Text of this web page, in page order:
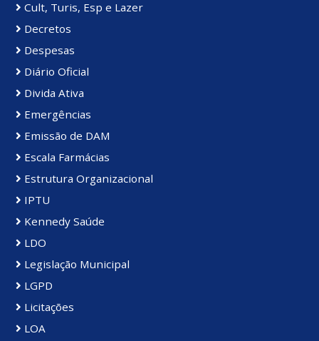
Cult, Turis, Esp e Lazer
Decretos
Despesas
Diário Oficial
Divida Ativa
Emergências
Emissão de DAM
Escala Farmácias
Estrutura Organizacional
IPTU
Kennedy Saúde
LDO
Legislação Municipal
LGPD
Licitações
LOA